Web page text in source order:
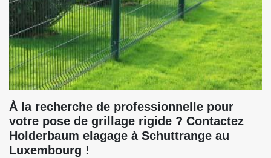
À la recherche de professionnelle pour
votre pose de grillage rigide ? Contactez
Holderbaum elagage à Schuttrange au
Luxembourg !